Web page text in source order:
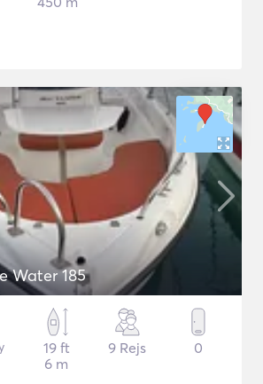
Water 185
19 ft
6 m
9 Rejs 0